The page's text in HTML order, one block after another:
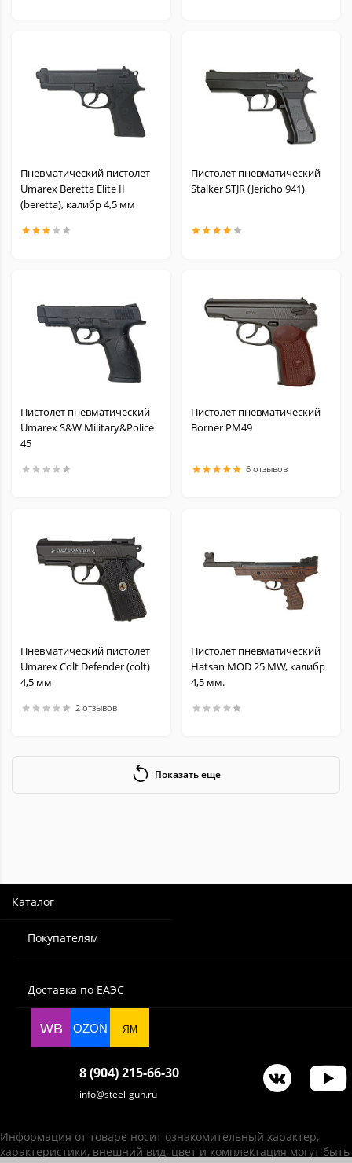
Пневматический пистолет
Umarex Beretta Elite II
(beretta), калибр 4,5 мм
Пистолет пневматический
Stalker STJR (Jericho 941)
Пистолет пневматический
Umarex S&W Military&Police
45
Пистолет пневматический
Borner PM49
6 отзывов
Пневматический пистолет
Umarex Colt Defender (colt)
4,5 мм
2 отзывов
Пистолет пневматический
Hatsan MOD 25 MW, калибр
4,5 мм.
Показать еще
Каталог
Покупателям
Доставка по ЕАЭС
WB OZON ЯМ
8 (904) 215-66-30
info@steel-gun.ru
Информация от товаре носит ознакомительный характер,
характеристики, внешний вид, цвет и комплектация могут быть